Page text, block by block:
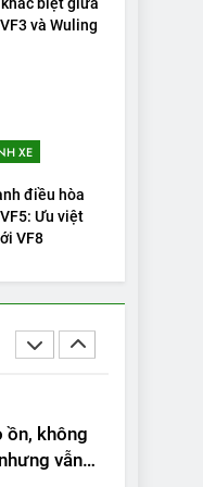
và Wuling
XE
điều hòa
Ưu việt
VF8
gì để cạnh
xăng
Ioniq 5 N
đáng để
mua năm
Reports
vào
ồn, không
vẫn
cách’